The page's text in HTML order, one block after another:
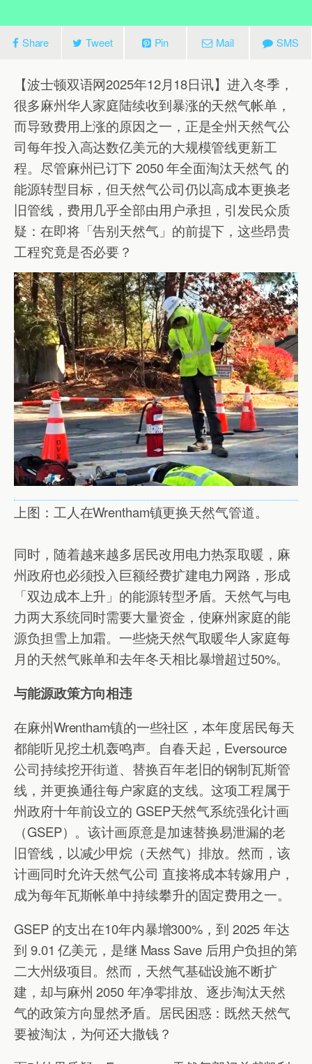
Share Tweet Pin Mail SMS
【波士顿双语网2025年12月18日讯】进入冬季，
很多麻州华人家庭陆续收到暴涨的天然气帐单，
而导致费用上涨的原因之一，正是全州天然气公
司每年投入高达数亿美元的大规模管线更新工
程。尽管麻州已订下 2050 年全面淘汰天然气 的
能源转型目标，但天然气公司仍以高成本更换老
旧管线，费用几乎全部由用户承担，引发民众质
疑：在即将「告别天然气」的前提下，这些昂贵
工程究竟是否必要？
上图：工人在Wrentham镇更换天然气管道。
同时，随着越来越多居民改用电力热泵取暖，麻
州政府也必须投入巨额经费扩建电力网路，形成
「双边成本上升」的能源转型矛盾。天然气与电
力两大系统同时需要大量资金，使麻州家庭的能
源负担雪上加霜。一些烧天然气取暖华人家庭每
月的天然气账单和去年冬天相比暴增超过50%。
与能源政策方向相违
在麻州Wrentham镇的一些社区，本年度居民每天
都能听见挖土机轰鸣声。自春天起，Eversource
公司持续挖开街道、替换百年老旧的钢制瓦斯管
线，并更换通往每户家庭的支线。这项工程属于
州政府十年前设立的 GSEP天然气系统强化计画
（GSEP）。该计画原意是加速替换易泄漏的老
旧管线，以减少甲烷（天然气）排放。然而，该
计画同时允许天然气公司 直接将成本转嫁用户，
成为每年瓦斯帐单中持续攀升的固定费用之一。
GSEP 的支出在10年内暴增300%，到 2025 年达
到 9.01 亿美元，是继 Mass Save 后用户负担的第
二大州级项目。然而，天然气基础设施不断扩
建，却与麻州 2050 年净零排放、逐步淘汰天然
气的政策方向显然矛盾。居民困惑：既然天然​​气
要被淘汰，为何还大撒钱？